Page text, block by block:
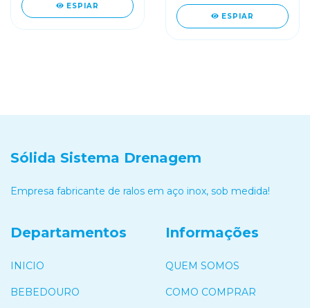
ESPIAR
ESPIAR
Sólida Sistema Drenagem
Empresa fabricante de ralos em aço inox, sob medida!
Departamentos
INICIO
BEBEDOURO
Informações
QUEM SOMOS
COMO COMPRAR